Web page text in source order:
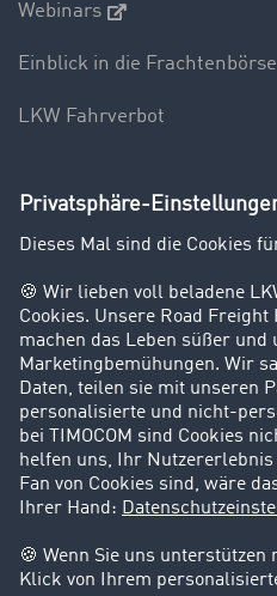
Webinars
Einblick in die Frachtenbörse
LKW Fahrverbot
Unternehmen
Kunden werben Kunden
Success Stories
Karriere
Support
Kontakt
Rechtliches
Impressum